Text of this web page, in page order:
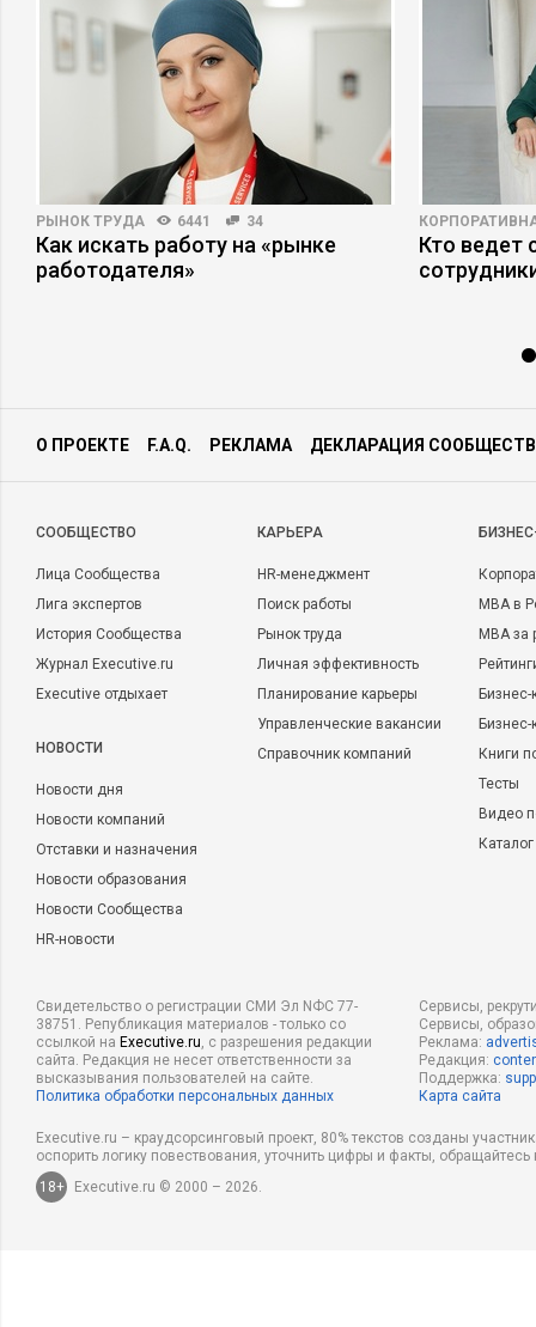
РЫНОК ТРУДА 6441 34
Как искать работу на «рынке
работодателя»
Кто ведет
О ПРОЕКТЕ F.A.Q. РЕКЛАМА ДЕКЛАРАЦИЯ
CООБЩЕСТВО
Лица Сообщества
Лига экспертов
История Сообщества
Журнал Executive.ru
Executive отдыхает
НОВОСТИ
Новости дня
Новости компаний
Отставки и назначения
Новости образования
Новости Сообщества
HR-новости
КАРЬЕРА
HR-менеджмент
Поиск работы
Рынок труда
Личная эффективность
Планирование карьеры
Управленческие вакансии
Справочник компаний
MBA в
MBA
Бизнес-
Книги
Тесты
Видео
Свидетельство о регистрации СМИ Эл NФС 77-
38751. Републикация материалов - только со
ссылкой на Executive.ru, с разрешения редакции
сайта. Редакция не несет ответственности за
высказывания пользователей на сайте.
Политика обработки персональных данных
Сервисы,
Сервисы,
Реклама:
Редакция:
Поддержка:
Карта сайта
Executive.ru – краудсорсинговый проект, 80% текстов созданы
оспорить логику повествования, уточнить цифры и факты,
18+
Executive.ru © 2000 – 2026.